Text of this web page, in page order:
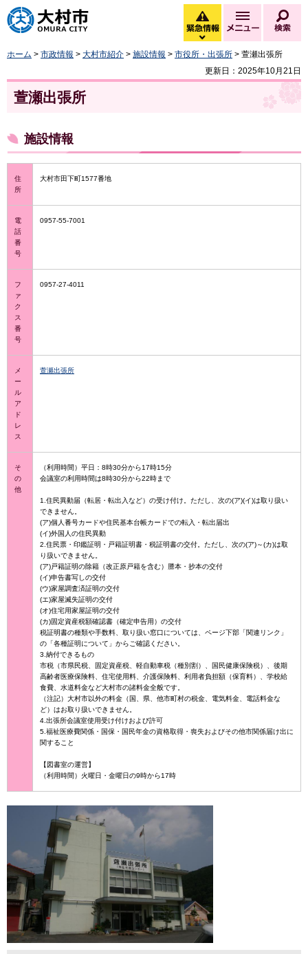
大村市
緊急情報
緊急情報を開く
メニュー
ホーム > 市政情報 > 大村市紹介 > 施設情報 > 市役所・出張所 > 萱瀬出張所
更新日：2025年10月21日
萱瀬出張所
施設情報
住
所
大村市田下町1577番地
電
話
番
号
0957-55-7001
フ
ァ
ク
ス
番
号
0957-27-4011
メ
ー
ル
ア
ド
レ
ス
萱瀬出張所
そ
の
他
（利用時間）平日：8時30分から17時15分
会議室の利用時間は8時30分から22時まで
1.住民異動届（転居・転出入など）の受け付け。ただし、次の(ア)(イ)は取り扱い
できません。
(ア)個人番号カードや住民基本台帳カードでの転入・転出届出
(イ)外国人の住民異動
2.住民票・印鑑証明・戸籍証明書・税証明書の交付。ただし、次の(ア)～(カ)は取
り扱いできません。
(ア)戸籍証明の除籍（改正原戸籍を含む）謄本・抄本の交付
(イ)申告書写しの交付
(ウ)家屋調査済証明の交付
(エ)家屋滅失証明の交付
(オ)住宅用家屋証明の交付
(カ)固定資産税額確認書（確定申告用）の交付
税証明書の種類や手数料、取り扱い窓口については、ページ下部「関連リンク」
の「各種証明について」からご確認ください。
3.納付できるもの
市税（市県民税、固定資産税、軽自動車税（種別割）、国民健康保険税）、後期
高齢者医療保険料、住宅使用料、介護保険料、利用者負担額（保育料）、学校給
食費、水道料金など大村市の諸料金全般です。
（注記）大村市以外の料金（国、県、他市町村の税金、電気料金、電話料金な
ど）はお取り扱いできません。
4.出張所会議室使用受け付けおよび許可
5.福祉医療費関係・国保・国民年金の資格取得・喪失およびその他市関係届け出に
関すること
【図書室の運営】
（利用時間）火曜日・金曜日の9時から17時